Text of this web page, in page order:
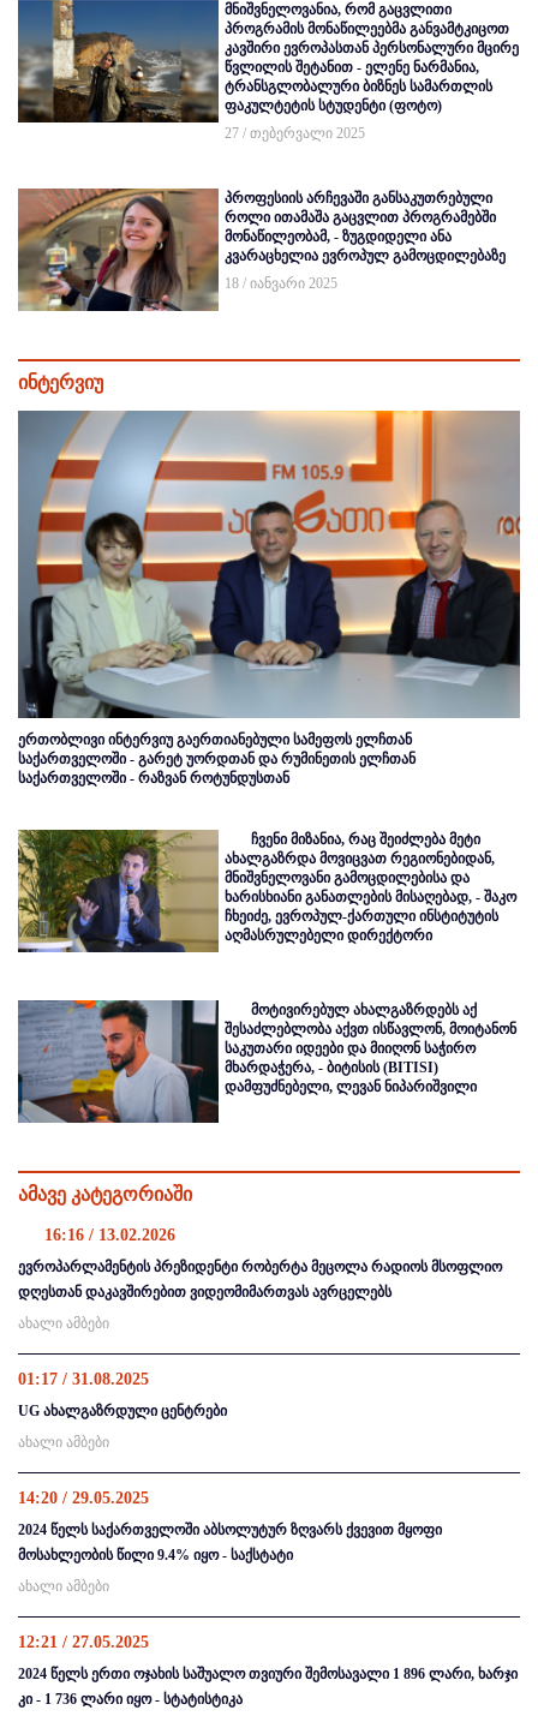
მნიშვნელოვანია, რომ გაცვლითი
პროგრამის მონაწილეებმა განვამტკიცოთ
კავშირი ევროპასთან პერსონალური მცირე
წვლილის შეტანით - ელენე ნარმანია,
ტრანსგლობალური ბიზნეს სამართლის
ფაკულტეტის სტუდენტი (ფოტო)
27 / თებერვალი 2025
პროფესიის არჩევაში განსაკუთრებული
როლი ითამაშა გაცვლით პროგრამებში
მონაწილეობამ, - ზუგდიდელი ანა
კვარაცხელია ევროპულ გამოცდილებაზე
18 / იანვარი 2025
ინტერვიუ
ერთობლივი ინტერვიუ გაერთიანებული სამეფოს ელჩთან
საქართველოში - გარეტ უორდთან და რუმინეთის ელჩთან
საქართველოში - რაზვან როტუნდუსთან
ჩვენი მიზანია, რაც შეიძლება მეტი
ახალგაზრდა მოვიცვათ რეგიონებიდან,
მნიშვნელოვანი გამოცდილებისა და
ხარისხიანი განათლების მისაღებად, - შაკო
ჩხეიძე, ევროპულ-ქართული ინსტიტუტის
აღმასრულებელი დირექტორი
მოტივირებულ ახალგაზრდებს აქ
შესაძლებლობა აქვთ ისწავლონ, მოიტანონ
საკუთარი იდეები და მიიღონ საჭირო
მხარდაჭერა, - ბიტისის (BITISI)
დამფუძნებელი, ლევან ნიპარიშვილი
ამავე კატეგორიაში
16:16 / 13.02.2026
ევროპარლამენტის პრეზიდენტი რობერტა მეცოლა რადიოს მსოფლიო
დღესთან დაკავშირებით ვიდეომიმართვას ავრცელებს
ახალი ამბები
01:17 / 31.08.2025
UG ახალგაზრდული ცენტრები
ახალი ამბები
14:20 / 29.05.2025
2024 წელს საქართველოში აბსოლუტურ ზღვარს ქვევით მყოფი
მოსახლეობის წილი 9.4% იყო - საქსტატი
ახალი ამბები
12:21 / 27.05.2025
2024 წელს ერთი ოჯახის საშუალო თვიური შემოსავალი 1 896 ლარი, ხარჯი
კი - 1 736 ლარი იყო - სტატისტიკა